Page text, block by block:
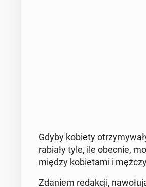
Gdyby kobiety
ra­bia­ły tyle, ile obecnie,
między ko­bie­ta­mi i
Zdaniem re­dak­cji,